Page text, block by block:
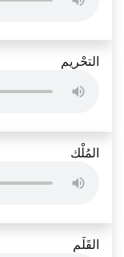
التحْريم
المُلْك
القَلَم